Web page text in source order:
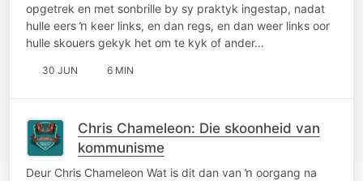
opgetrek en met sonbrille by sy praktyk ingestap, nadat
hulle eers ŉ keer links, en dan regs, en dan weer links oor
hulle skouers gekyk het om te kyk of ander…
30 JUN 6 MIN
Chris Chameleon: Die skoonheid van
kommunisme
Deur Chris Chameleon Wat is dit dan van ŉ oorgang na